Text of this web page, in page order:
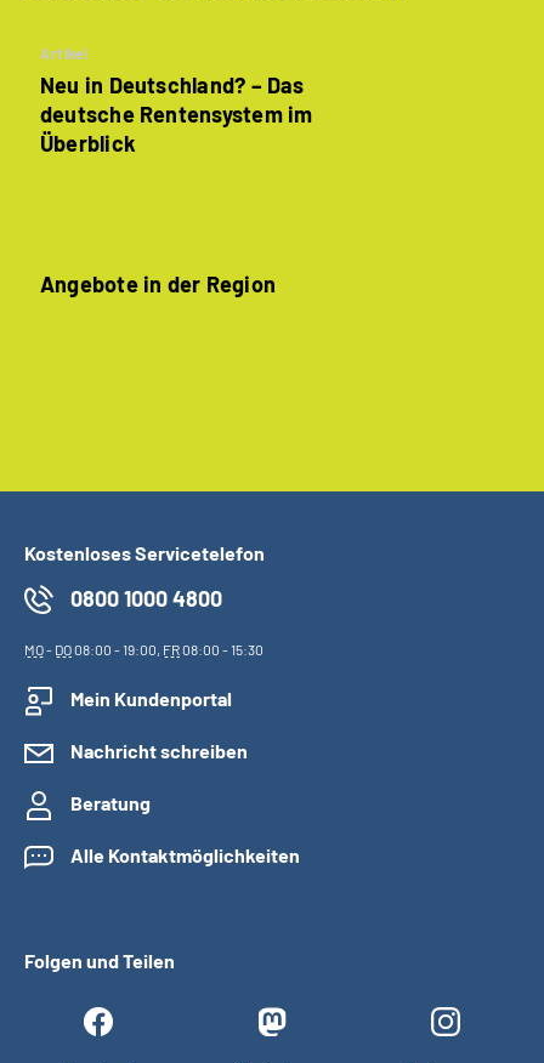
Artikel
Neu in Deutschland? – Das
deutsche Rentensystem im
Überblick
Angebote in der Region
Kostenloses Servicetelefon
0800 1000 4800
MO- DO08:00 - 19:00, FR08:00 - 15:30
Mein Kundenportal
Nachricht schreiben
Beratung
Alle Kontaktmöglichkeiten
Folgen und Teilen